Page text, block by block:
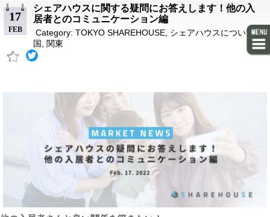
17
FEB
シェアハウスに関する疑問にお答えします！他の入
居者とのコミュニケーション編
Category: TOKYO SHAREHOUSE シェアハウスについて,全
国
関東